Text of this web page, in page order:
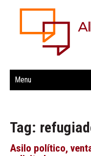
Menu
Tag:
Asilo político,